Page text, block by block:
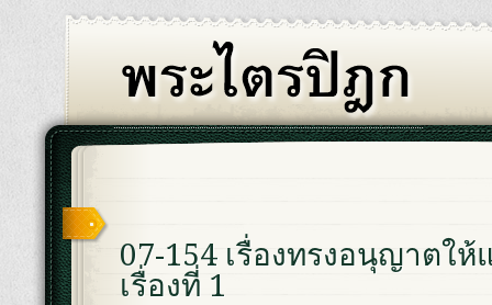
07-154 เรื่องทรงอนุญาตให้
เรื่องที่ 1